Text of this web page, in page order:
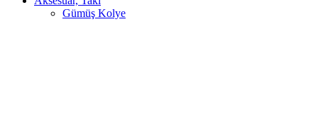
Gümüş Kolye